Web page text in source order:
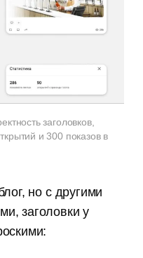
заголовков,
и 300 показов в
но с другими
заголовки у